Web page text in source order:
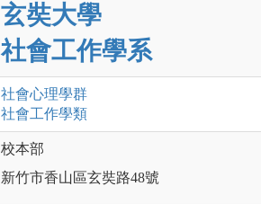
玄奘大學
社會工作學系
社會心理學群
社會工作學類
校本部
新竹市香山區玄奘路48號